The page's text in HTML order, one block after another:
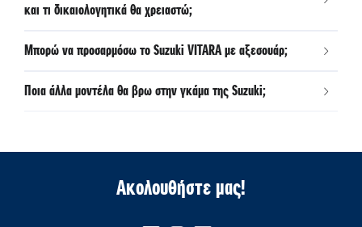
και τι δικαιολογητικά θα χρειαστώ;
Μπορώ να προσαρμόσω το Suzuki VITARA με αξεσουάρ;
Ποια άλλα μοντέλα θα βρω στην γκάμα της Suzuki;
Ακολουθήστε μας!